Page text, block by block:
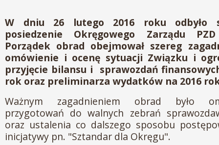
W dniu 26 lutego 2016 roku odbyło
posiedzenie Okręgowego Zarządu
Porządek obrad obejmował szereg
omówienie i ocenę sytuacji Związku i
przyjęcie bilansu i sprawozdań
rok oraz preliminarza wydatków na 2016
Ważnym zagadnieniem obrad było
przygotowań do walnych zebrań
oraz ustalenia co dalszego sposobu
inicjatywy pn. "Sztandar dla Okręgu".